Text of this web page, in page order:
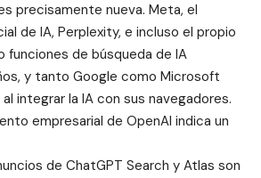
precisamente nueva. Meta, el
de IA, Perplexity, e incluso el propio
funciones de búsqueda de IA
y tanto Google como Microsoft
integrar la IA con sus navegadores.
empresarial de OpenAI indica un
de ChatGPT Search y Atlas son